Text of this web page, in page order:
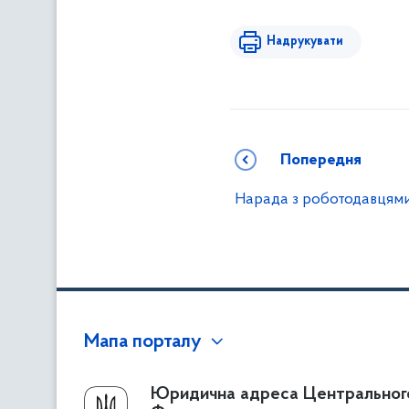
Надрукувати
Попередня
Нарада з
Мапа порталу
Про ФондЮридична адреса